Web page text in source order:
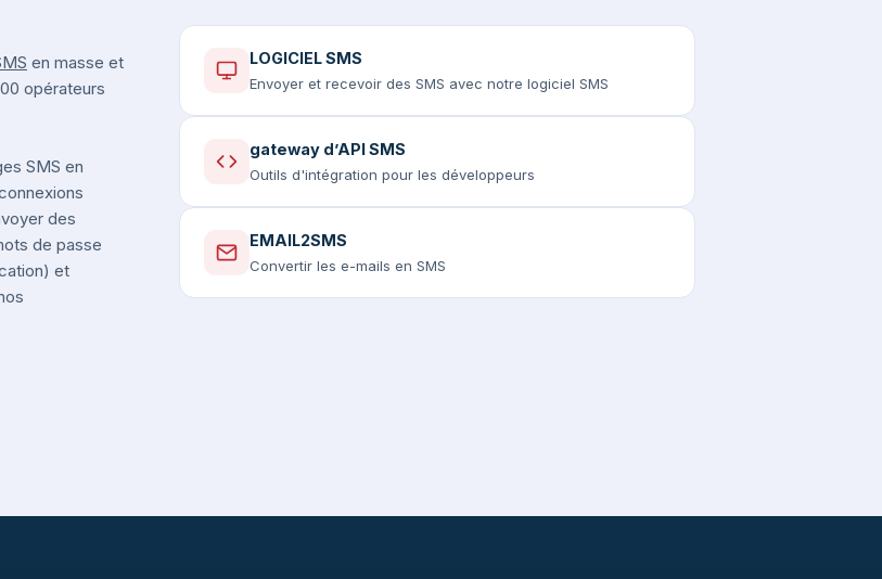
en masse et
opérateurs
SMS en
des
de passe
et
LOGICIEL SMS
Envoyer et recevoir des SMS avec notre logiciel SMS
gateway d’API SMS
Outils d'intégration pour les développeurs
EMAIL2SMS
Convertir les e-mails en SMS